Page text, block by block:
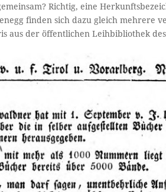
Richtig, eine
finden sich dazu gleich mehrere
aus der öffentlichen Leihbibliothek